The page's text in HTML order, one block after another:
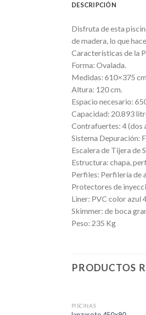
DESCRIPCIÓN
Disfruta de esta
de madera, lo que
Características de la
Forma: Ovalada.
Medidas: 610×375
Altura: 120 cm.
Espacio necesario:
Capacidad: 20.893
Contrafuertes: 4 (dos
Sistema Depuración:
Escalera de Tijera de
Estructura: chapa,
Perfiles: Perfilería de
Protectores de
Liner: PVC color azul
Skimmer: de boca
Peso: 235 Kg
PRODUCTOS
PISCINAS